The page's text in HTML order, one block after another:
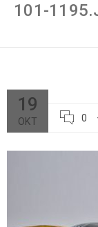
101-
19
ΟΚΤ 0